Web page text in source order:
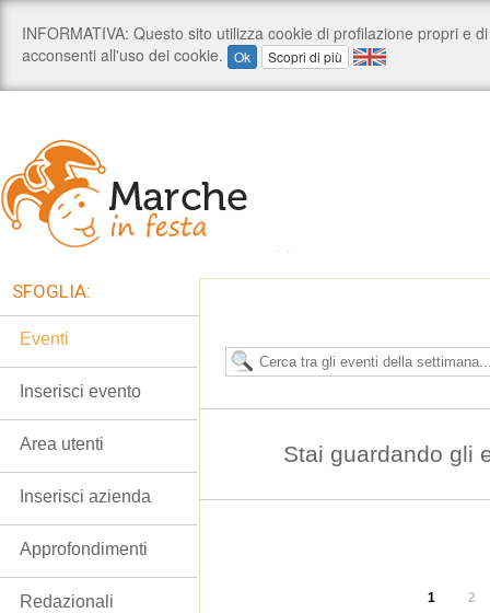
Stai guardando gli
1 2
SFOGLIA:
Eventi
Inserisci evento
Area utenti
Inserisci azienda
Approfondimenti
Redazionali